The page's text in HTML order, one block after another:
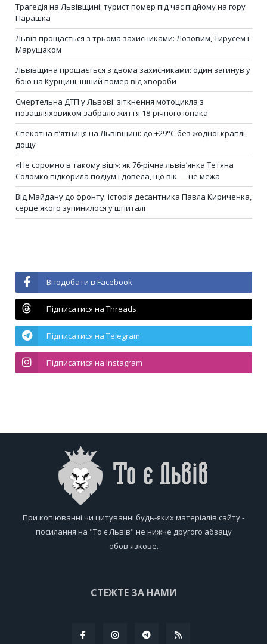
Трагедія на Львівщині: турист помер під час підйому на гору
Парашка
Львів прощається з трьома захисниками: Лозовим, Тирусем і
Марущаком
Львівщина прощається з двома захисниками: один загинув у
бою на Курщині, інший помер від хвороби
Смертельна ДТП у Львові: зіткнення мотоцикла з
позашляховиком забрало життя 18-річного юнака
Спекотна п’ятниця на Львівщині: до +29°C без жодної краплі
дощу
«Не соромно в такому віці»: як 76-річна львів’янка Тетяна
Соломко підкорила подіум і довела, що вік — не межа
Від Майдану до фронту: історія десантника Павла Кириченка,
серце якого зупинилося у шпиталі
Вподобати в Facebook
Підписатися на Threads
Підписатися на Telegram
Підписатися на Instagram
При копіюванні чи цитуванні будь-яких матеріалів сайту -
посилання на "То є Львів" не нижче другого абзацу
обов'язкове.
СТЕЖТЕ ЗА НАМИ